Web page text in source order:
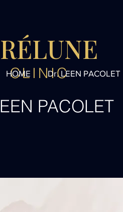
CLINIC
PACOLET
HOME Dr. LEEN PACOLET